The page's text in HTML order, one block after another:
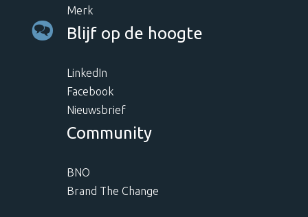
Merk
Blijf op de hoogte
LinkedIn
Facebook
Nieuwsbrief
Community
BNO
Brand The Change